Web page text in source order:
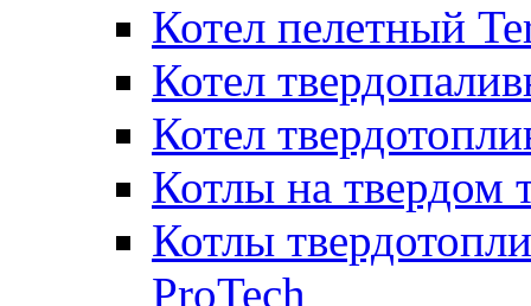
Котел пелетный
Котел
Котел
Котлы на твердом
Котлы
ProTech